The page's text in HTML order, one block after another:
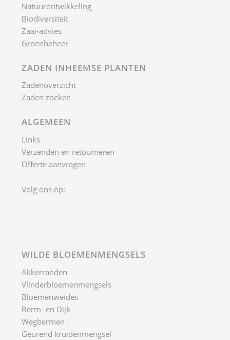
Natuurontwikkeling
Biodiversiteit
Zaai-advies
Groenbeheer
ZADEN INHEEMSE PLANTEN
Zadenoverzicht
Zaden zoeken
ALGEMEEN
Links
Verzenden en retourneren
Offerte aanvragen
Volg ons op:
WILDE BLOEMENMENGSELS
Akkerranden
Vlinderbloemenmengsels
Bloemenweides
Berm- en Dijk
Wegbermen
Geurend kruidenmengsel